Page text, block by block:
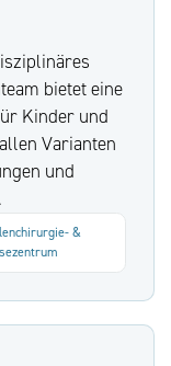
bietet eine
Kinder und
Varianten
und
&